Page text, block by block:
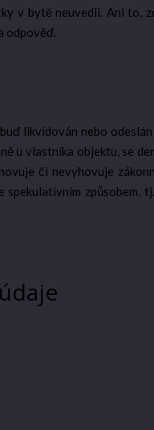
v bytě neuvedli. Ani to,
odpověď.
likvidován nebo
u vlastníka objektu, se
či nevyhovuje
způsobem,